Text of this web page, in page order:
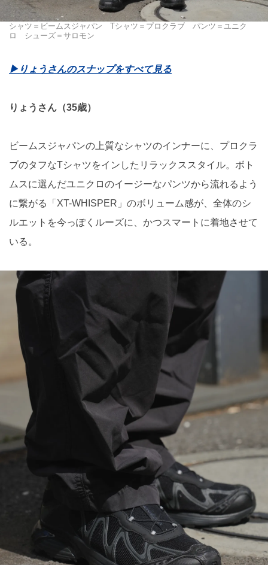
シャツ＝ビームスジャパン Tシャツ＝プロクラブ パンツ＝ユニク
ロ シューズ＝サロモン
▶りょうさんのスナップをすべて見る
りょうさん（35歳）
ビームスジャパンの上質なシャツのインナーに、プロクラ
ブのタフなTシャツをインしたリラックススタイル。ボト
ムスに選んだユニクロのイージーなパンツから流れるよう
に繋がる「XT-WHISPER」のボリューム感が、全体のシ
ルエットを今っぽくルーズに、かつスマートに着地させて
いる。